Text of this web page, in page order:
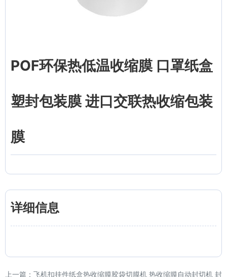
POF环保热低温收缩膜 口罩纸盒
塑封包装膜 进口交联热收缩包装
膜
详细信息
上一篇： 飞机扣挂件纸盒热收缩膜胶袋切膜机 热收缩膜自动封切机 封